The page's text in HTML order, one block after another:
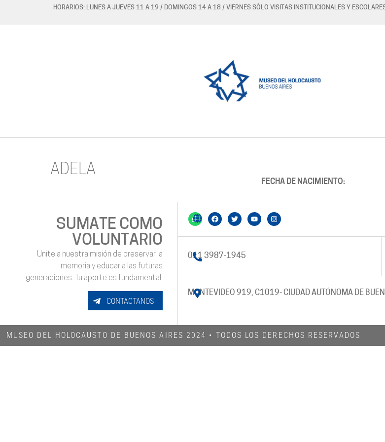
HORARIOS: LUNES A JUEVES 11 A 19 / DOMINGOS 14 A 18 / VIERNES SÓLO VISITAS INSTITUCIONALES Y
ADELA
FECHA DE NACIMIENTO:
SUMATE COMO
VOLUNTARIO
Unite a nuestra misión de preservar la
memoria y educar a las futuras
generaciones. Tu aporte es fundamental.
CONTACTANOS
011 3987-1945
MONTEVIDEO 919, C1019- CIUDAD AUTÓNOMA DE
MUSEO DEL HOLOCAUSTO DE BUENOS AIRES 2024​ • TODOS LOS DERECHOS RESERVADOS